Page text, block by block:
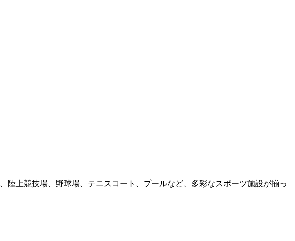
上競技場、野球場、テニスコート、プールなど、多彩なスポーツ施設が揃っ